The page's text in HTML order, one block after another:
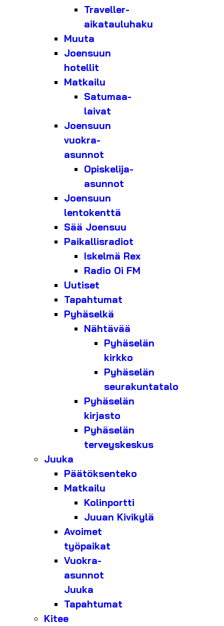
Traveller-
aikatauluhaku
Muuta
Joensuun
hotellit
Matkailu
Satumaa-
laivat
Joensuun
vuokra-
asunnot
Opiskelija-
asunnot
Joensuun
lentokenttä
Sää Joensuu
Paikallisradiot
Iskelmä Rex
Radio Oi FM
Uutiset
Tapahtumat
Pyhäselkä
Nähtävää
Pyhäselän
kirkko
Pyhäselän
seurakuntatalo
Pyhäselän
kirjasto
Pyhäselän
terveyskeskus
Juuka
Päätöksenteko
Matkailu
Kolinportti
Juuan Kivikylä
Avoimet
työpaikat
Vuokra-
asunnot
Juuka
Tapahtumat
Kitee